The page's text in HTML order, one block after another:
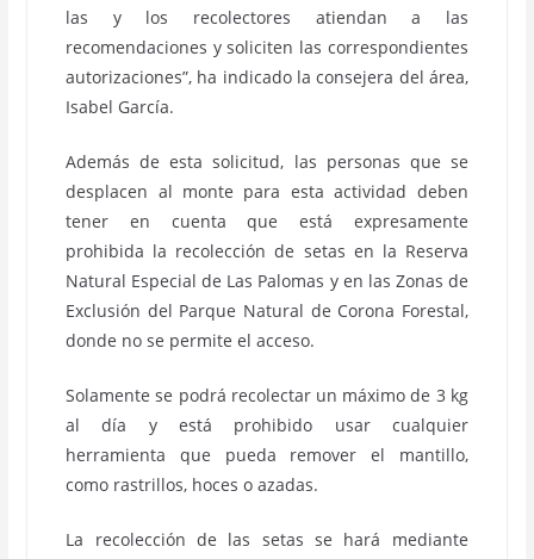
las y los recolectores atiendan a las
recomendaciones y soliciten las correspondientes
autorizaciones”, ha indicado la consejera del área,
Isabel García.
Además de esta solicitud, las personas que se
desplacen al monte para esta actividad deben
tener en cuenta que está expresamente
prohibida la recolección de setas en la Reserva
Natural Especial de Las Palomas y en las Zonas de
Exclusión del Parque Natural de Corona Forestal,
donde no se permite el acceso.
Solamente se podrá recolectar un máximo de 3 kg
al día y está prohibido usar cualquier
herramienta que pueda remover el mantillo,
como rastrillos, hoces o azadas.
La recolección de las setas se hará mediante